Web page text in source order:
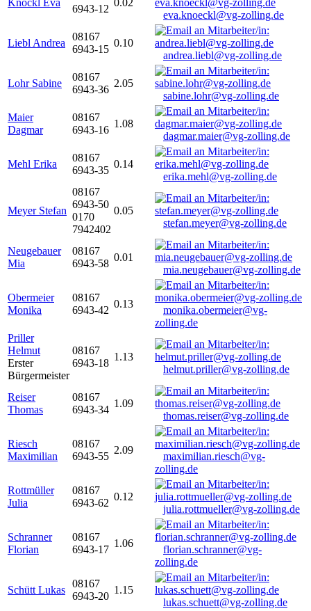
Knöckl Eva
6943-12
0.02
eva.knoeckl@vg-zolling.de
Liebl Andrea
08167
6943-15
0.10
andrea.liebl@vg-zolling.de
Lohr Sabine
08167
6943-36
2.05
sabine.lohr@vg-zolling.de
Maier
Dagmar
08167
6943-16
1.08
dagmar.maier@vg-zolling.de
Mehl Erika
08167
6943-35
0.14
erika.mehl@vg-zolling.de
Meyer Stefan
08167
6943-50
0170
7942402
0.05
stefan.meyer@vg-zolling.de
Neugebauer
Mia
08167
6943-58
0.01
mia.neugebauer@vg-zolling.de
Obermeier
Monika
08167
6943-42
0.13
monika.obermeier@vg-
zolling.de
Priller
Helmut
Erster
Bürgermeister
08167
6943-18
1.13
helmut.priller@vg-zolling.de
Reiser
Thomas
08167
6943-34
1.09
thomas.reiser@vg-zolling.de
Riesch
Maximilian
08167
6943-55
2.09
maximilian.riesch@vg-
zolling.de
Rottmüller
Julia
08167
6943-62
0.12
julia.rottmueller@vg-zolling.de
Schranner
Florian
08167
6943-17
1.06
florian.schranner@vg-
zolling.de
Schütt Lukas
08167
6943-20
1.15
lukas.schuett@vg-zolling.de